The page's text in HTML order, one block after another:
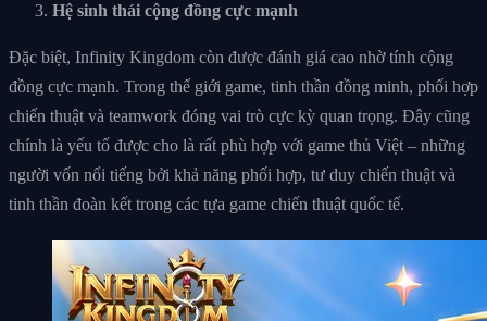
Hệ sinh thái cộng đồng cực mạnh
Đặc biệt, Infinity Kingdom còn được đánh giá cao nhờ tính cộng
đồng cực mạnh. Trong thế giới game, tinh thần đồng minh, phối hợp
chiến thuật và teamwork đóng vai trò cực kỳ quan trọng. Đây cũng
chính là yếu tố được cho là rất phù hợp với game thủ Việt – những
người vốn nổi tiếng bởi khả năng phối hợp, tư duy chiến thuật và
tinh thần đoàn kết trong các tựa game chiến thuật quốc tế.